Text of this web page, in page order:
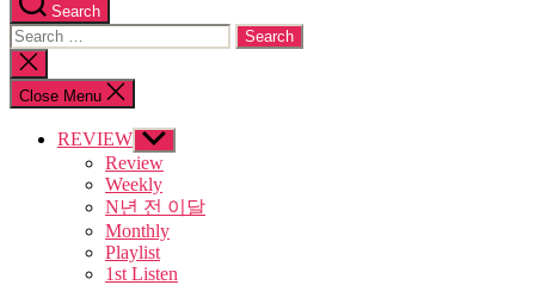
Search
Search
for:
Close
search
Close Menu
REVIEW Show
sub
menu
Review
Weekly
N년 전 이달
Monthly
Playlist
1st Listen